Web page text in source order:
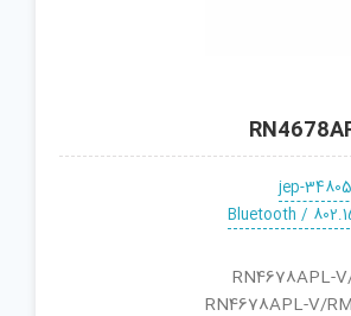
jep-
Bluetooth /